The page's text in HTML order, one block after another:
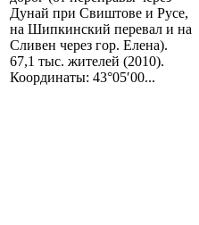
Дунай при Свиштове и Русе,
на Шипкинский перевал и на
Сливен через гор. Елена).
67,1 тыс. жителей (2010).
Координаты: 43°05′00...